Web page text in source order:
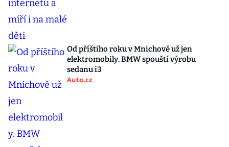
Od příštího roku v Mnichově už jen
elektromobily. BMW spouští výrobu
sedanu i3
Auto.cz